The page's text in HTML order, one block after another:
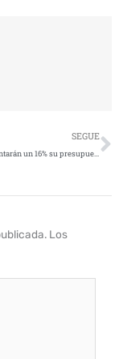
SEGUE
Las pymes aumentarán un 16% su presupuesto en ciberseguridad en los próximos tres años
Los